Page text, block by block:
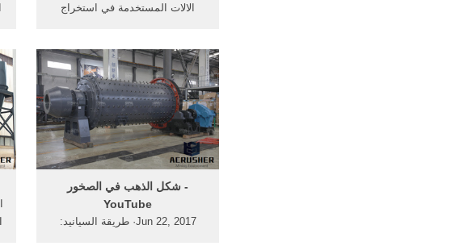
الالات المستخدمة في استخراج
باطن الارض .... ولأنالذهب يتميز
بثباته الكيميائي، فإنه يستخدم في
الآلات التي تعملفي غلاف جوي
يؤديإلى ...
‫شكل الذهب في الصخور‬‎ -
YouTube
Jun 22, 2017· طريقة السيانيد: